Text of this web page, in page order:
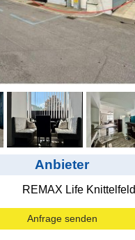
Anbieter
REMAX Life Knittelfeld
Anfrage senden